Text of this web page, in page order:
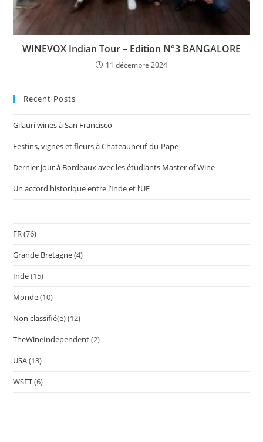
WINEVOX Indian Tour – Edition N°3 BANGALORE
11 décembre 2024
Recent Posts
Gilauri wines à San Francisco
Festins, vignes et fleurs à Chateauneuf-du-Pape
Dernier jour à Bordeaux avec les étudiants Master of Wine
Un accord historique entre l’Inde et l’UE
FR(76)
Grande Bretagne(4)
Inde(15)
Monde(10)
Non classifié(e)(12)
TheWineIndependent(2)
USA(13)
WSET(6)